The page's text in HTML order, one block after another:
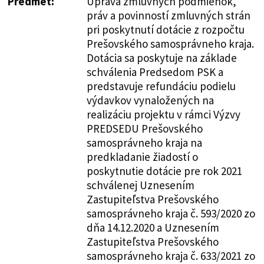
práv a povinností zmluvných strán
pri poskytnutí dotácie z rozpočtu
Prešovského samosprávneho kraja.
Dotácia sa poskytuje na základe
schválenia Predsedom PSK a
predstavuje refundáciu podielu
výdavkov vynaložených na
realizáciu projektu v rámci Výzvy
PREDSEDU Prešovského
samosprávneho kraja na
predkladanie žiadostí o
poskytnutie dotácie pre rok 2021
schválenej Uznesením
Zastupiteľstva Prešovského
samosprávneho kraja č. 593/2020 zo
dňa 14.12.2020 a Uznesením
Zastupiteľstva Prešovského
samosprávneho kraja č. 633/2021 zo